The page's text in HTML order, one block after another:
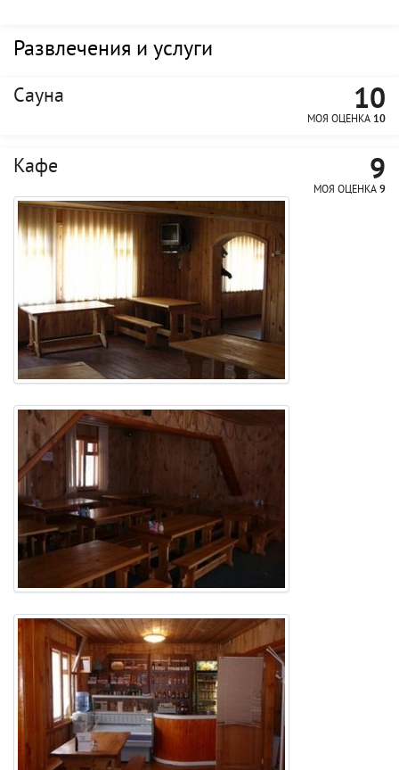
Развлечения и услуги
Сауна 10
МОЯ ОЦЕНКА 10
Кафе 9
МОЯ ОЦЕНКА 9